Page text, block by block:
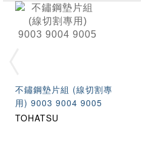
不鏽鋼墊片組 (線切割專
用) 9003 9004 9005
TOHATSU